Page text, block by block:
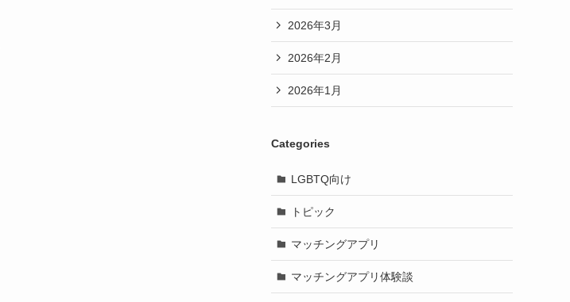
2026年3月
2026年2月
2026年1月
Categories
LGBTQ向け
トピック
マッチングアプリ
マッチングアプリ体験談